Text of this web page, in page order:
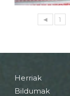
◄ 1
Herriak
Bildumak